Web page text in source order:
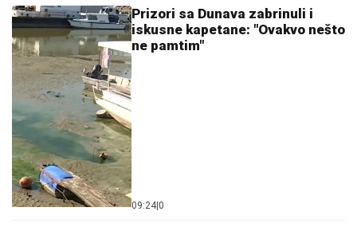
Prizori sa Dunava zabrinuli i
iskusne kapetane: "Ovakvo nešto
ne pamtim"
09:24 0